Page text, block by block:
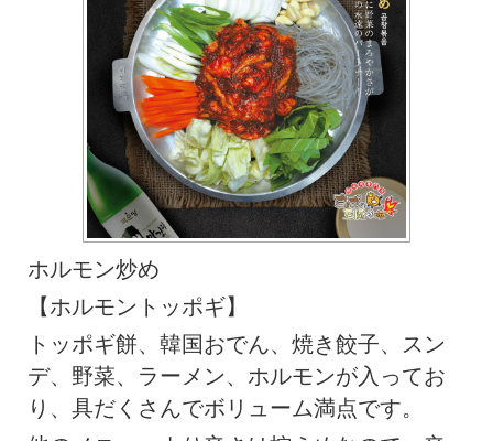
ホルモン炒め
【ホルモントッポギ】
トッポギ餅、韓国おでん、焼き餃子、スン
デ、野菜、ラーメン、ホルモンが入ってお
り、具だくさんでボリューム満点です。